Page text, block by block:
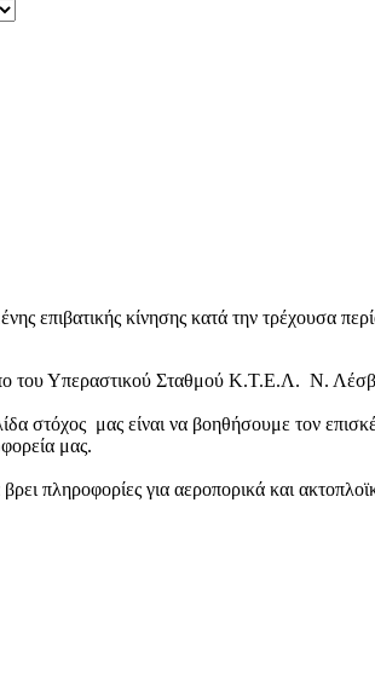
επιβατικής κίνησης κατά την τρέχουσα
του Υπεραστικού Σταθμού Κ.Τ.Ε.Λ. Ν.
στόχος μας είναι να βοηθήσουμε τον
μας.
πληροφορίες για αεροπορικά και